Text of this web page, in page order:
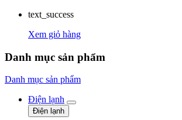
text_success
Xem giỏ hàng
Danh mục sản phẩm
Danh mục sản phẩm
Điện lạnh
Điện lạnh